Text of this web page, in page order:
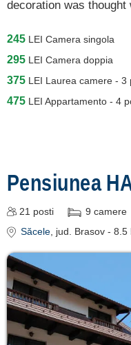
decoration was thought
245 LEI Camera singola
295 LEI Camera doppia
375 LEI Laurea camere - 3
475 LEI Appartamento - 4
Pensiunea
21 posti 9 camere
Săcele, jud. Brasov - 8.5